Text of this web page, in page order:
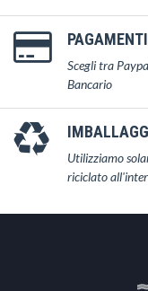
Scegli tra
Bancario
Utilizziamo
riciclato